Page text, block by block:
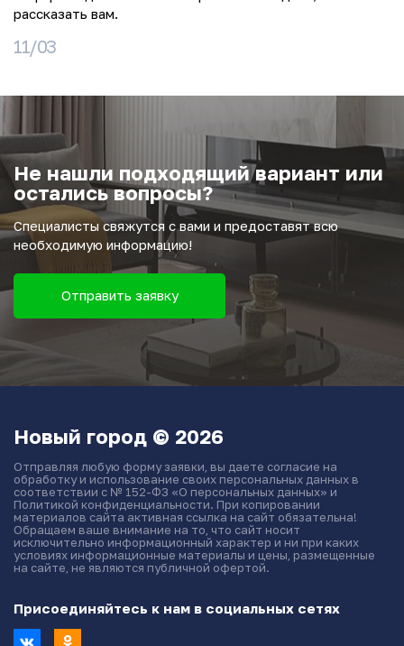
рассказать вам.
11/03
Не нашли подходящий вариант или
остались вопросы?
Специалисты свяжутся с вами и предоставят всю
необходимую информацию!
Отправить заявку
Новый город © 2026
Отправляя любую форму заявки, вы даете согласие на
обработку и использование своих персональных данных в
соответствии с № 152-ФЗ «О персональных данных» и
Политикой конфиденциальности. При копировании
материалов сайта активная ссылка на сайт обязательна!
Обращаем ваше внимание на то, что сайт носит
исключительно информационный характер и ни при каких
условиях информационные материалы и цены, размещенные
на сайте, не являются публичной офертой.
Присоединяйтесь к нам в социальных сетях